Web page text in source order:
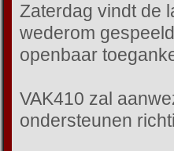
Zaterdag vindt de
wederom
openbaar
VAK410 zal
ondersteunen